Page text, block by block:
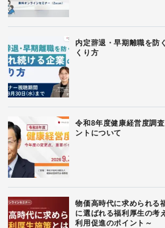
内定辞退・早期離職を防
くり方
令和8年度健康経営度調
ントについて
物価高時代に求められる
に選ばれる福利厚生の考
利用促進のポイント～